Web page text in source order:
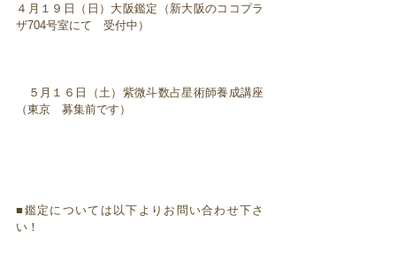
４月１９日（日）大阪鑑定（新大阪のココプラ
ザ704号室にて 受付中）
５月１６日（土）紫微斗数占星術師養成講座
（東京 募集前です）
■鑑定については以下よりお問い合わせ下さ
い！